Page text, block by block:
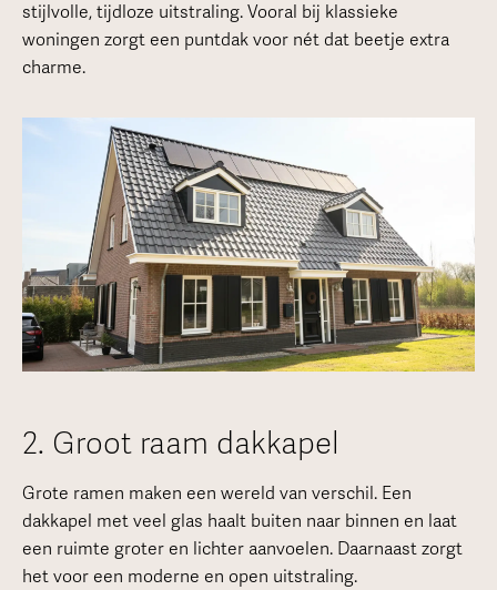
stijlvolle, tijdloze uitstraling. Vooral bij klassieke
woningen zorgt een puntdak voor nét dat beetje extra
charme.
2. Groot raam dakkapel
Grote ramen maken een wereld van verschil. Een
dakkapel met veel glas haalt buiten naar binnen en laat
een ruimte groter en lichter aanvoelen. Daarnaast zorgt
het voor een moderne en open uitstraling.